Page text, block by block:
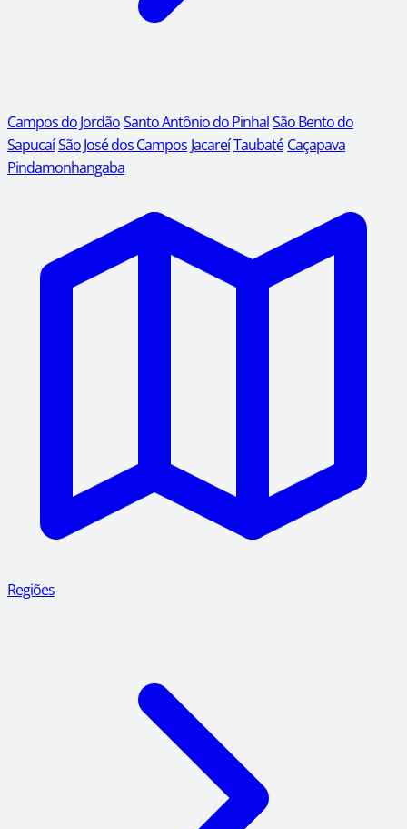
Campos do JordãoSanto Antônio do PinhalSão Bento do
SapucaíSão José dos Campos JacareíTaubaté Caçapava
Pindamonhangaba
Regiões